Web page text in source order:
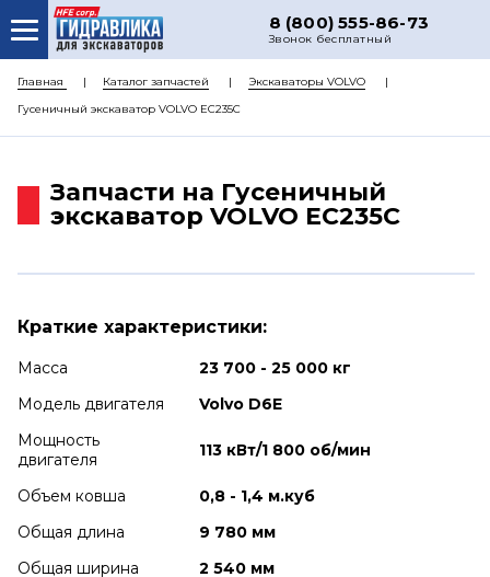
8 (800) 555-86-73
Звонок бесплатный
О НАС
КАТАЛОГ ЗАПЧАСТЕЙ
ДОСТАВКА
Главная Каталог запчастей
Экскаваторы VOLVO
Гусеничный экскаватор VOLVO EC235C
Запчасти на Гусеничный
экскаватор VOLVO EC235C
Краткие характеристики:
Масса
23 700 - 25 000 кг
Модель двигателя
Volvo D6E
Мощность
двигателя
113 кВт/1 800 об/мин
Объем ковша
0,8 - 1,4 м.куб
Общая длина
9 780 мм
Общая ширина
2 540 мм